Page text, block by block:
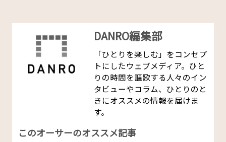
DANRO編集部
「ひとりを楽しむ」をコンセプ
トにしたウェブメディア。ひと
りの時間を謳歌する人々のイン
タビューやコラム、ひとりのと
きにオススメの情報を届けま
す。
このオーサーのオススメ記事